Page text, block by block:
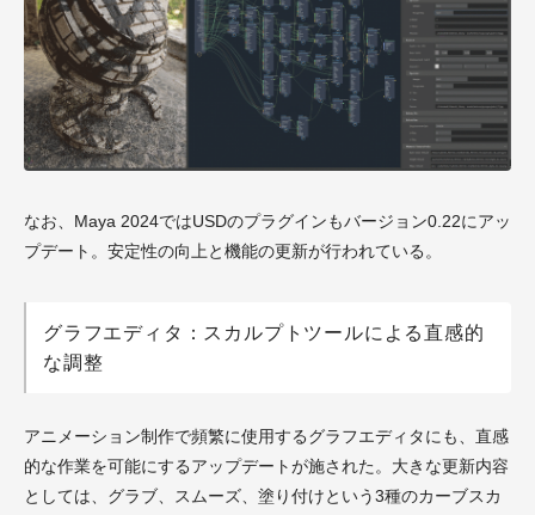
なお、Maya 2024ではUSDのプラグインもバージョン0.22にアッ
プデート。安定性の向上と機能の更新が行われている。
グラフエディタ：スカルプトツールによる直感的
な調整
アニメーション制作で頻繁に使用するグラフエディタにも、直感
的な作業を可能にするアップデートが施された。大きな更新内容
としては、グラブ、スムーズ、塗り付けという3種のカーブスカ